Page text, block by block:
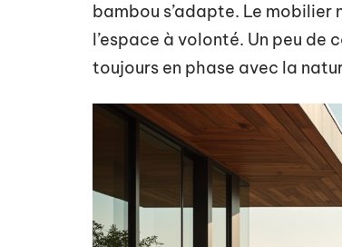
bambou s’adapte. Le
l’espace à volonté. Un peu de
toujours en phase avec la